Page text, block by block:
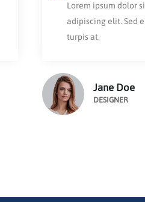
Lorem ipsum dolor
adipiscing elit. Sed
turpis at.
Jane Doe
DESIGNER